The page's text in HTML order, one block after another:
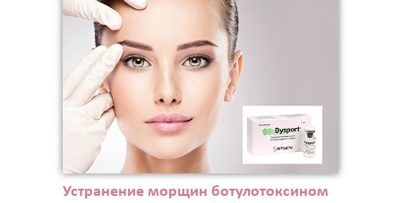
Устранение морщин ботулотоксином